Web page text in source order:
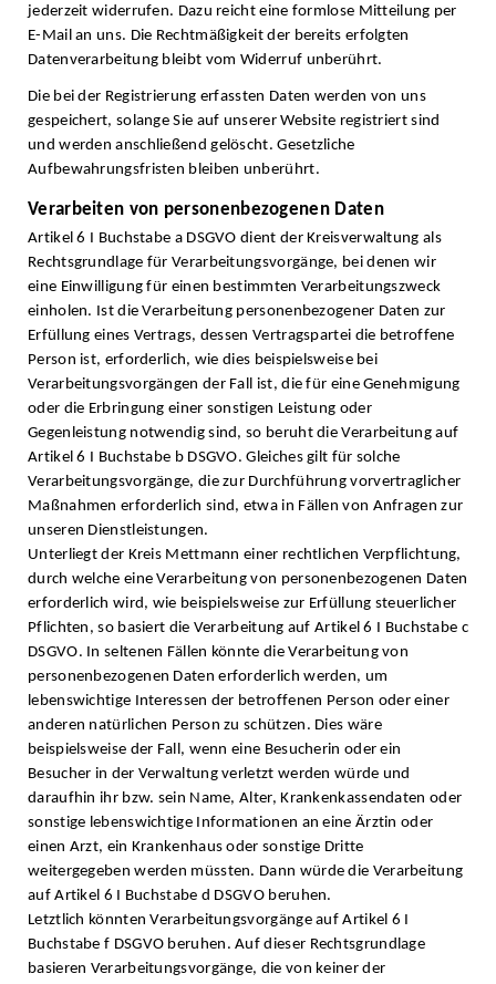
jederzeit widerrufen. Dazu reicht eine formlose Mitteilung per
E-Mail an uns. Die Rechtmäßigkeit der bereits erfolgten
Datenverarbeitung bleibt vom Widerruf unberührt.
Die bei der Registrierung erfassten Daten werden von uns
gespeichert, solange Sie auf unserer Website registriert sind
und werden anschließend gelöscht. Gesetzliche
Aufbewahrungsfristen bleiben unberührt.
Verarbeiten von personenbezogenen Daten
Artikel 6 I Buchstabe a DSGVO dient der Kreisverwaltung als
Rechtsgrundlage für Verarbeitungsvorgänge, bei denen wir
eine Einwilligung für einen bestimmten Verarbeitungszweck
einholen. Ist die Verarbeitung personenbezogener Daten zur
Erfüllung eines Vertrags, dessen Vertragspartei die betroffene
Person ist, erforderlich, wie dies beispielsweise bei
Verarbeitungsvorgängen der Fall ist, die für eine Genehmigung
oder die Erbringung einer sonstigen Leistung oder
Gegenleistung notwendig sind, so beruht die Verarbeitung auf
Artikel 6 I Buchstabe b DSGVO. Gleiches gilt für solche
Verarbeitungsvorgänge, die zur Durchführung vorvertraglicher
Maßnahmen erforderlich sind, etwa in Fällen von Anfragen zur
unseren Dienstleistungen.
Unterliegt der Kreis Mettmann einer rechtlichen Verpflichtung,
durch welche eine Verarbeitung von personenbezogenen Daten
erforderlich wird, wie beispielsweise zur Erfüllung steuerlicher
Pflichten, so basiert die Verarbeitung auf Artikel 6 I Buchstabe c
DSGVO. In seltenen Fällen könnte die Verarbeitung von
personenbezogenen Daten erforderlich werden, um
lebenswichtige Interessen der betroffenen Person oder einer
anderen natürlichen Person zu schützen. Dies wäre
beispielsweise der Fall, wenn eine Besucherin oder ein
Besucher in der Verwaltung verletzt werden würde und
daraufhin ihr bzw. sein Name, Alter, Krankenkassendaten oder
sonstige lebenswichtige Informationen an eine Ärztin oder
einen Arzt, ein Krankenhaus oder sonstige Dritte
weitergegeben werden müssten. Dann würde die Verarbeitung
auf Artikel 6 I Buchstabe d DSGVO beruhen.
Letztlich könnten Verarbeitungsvorgänge auf Artikel 6 I
Buchstabe f DSGVO beruhen. Auf dieser Rechtsgrundlage
basieren Verarbeitungsvorgänge, die von keiner der